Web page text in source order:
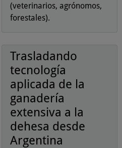
(veterinarios, agrónomos,
forestales).
Trasladando
tecnología
aplicada de la
ganadería
extensiva a la
dehesa desde
Argentina